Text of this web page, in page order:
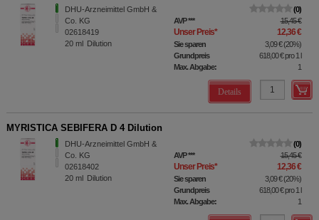
DHU-Arzneimittel GmbH &
Co. KG
02618419
20 ml Dilution
0
AVP*** 15,45 €
Unser Preis* 12,36 €
Sie sparen 3,09 €(20%)
Grundpreis
618,00 €pro 1 l
Max. Abgabe:
1
Details
MYRISTICA SEBIFERA D 4 Dilution
DHU-Arzneimittel GmbH &
Co. KG
02618402
20 ml Dilution
0
AVP*** 15,45 €
Unser Preis* 12,36 €
Sie sparen 3,09 €(20%)
Grundpreis
618,00 €pro 1 l
Max. Abgabe:
1